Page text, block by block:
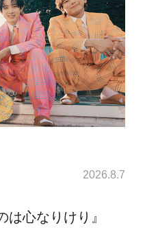
2026.8.7
心なりけり』